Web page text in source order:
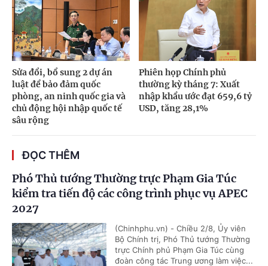
Sửa đổi, bổ sung 2 dự án
luật để bảo đảm quốc
phòng, an ninh quốc gia và
chủ động hội nhập quốc tế
sâu rộng
Phiên họp Chính phủ
thường kỳ tháng 7: Xuất
nhập khẩu ước đạt 659,6 tỷ
USD, tăng 28,1%
ĐỌC THÊM
Phó Thủ tướng Thường trực Phạm Gia Túc
kiểm tra tiến độ các công trình phục vụ APEC
2027
(Chinhphu.vn) - Chiều 2/8, Ủy viên
Bộ Chính trị, Phó Thủ tướng Thường
trực Chính phủ Phạm Gia Túc cùng
đoàn công tác Trung ương làm việc...